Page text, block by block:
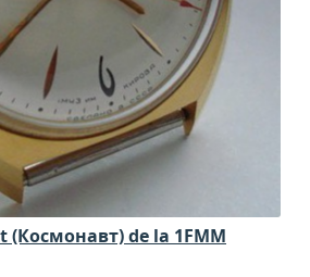
(Космонавт) de la 1FMM